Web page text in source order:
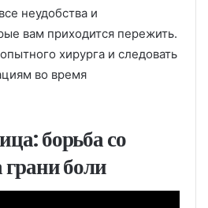
неудобства и
вам приходится пережить.
хирурга и следовать
во время
борьба со
грани боли